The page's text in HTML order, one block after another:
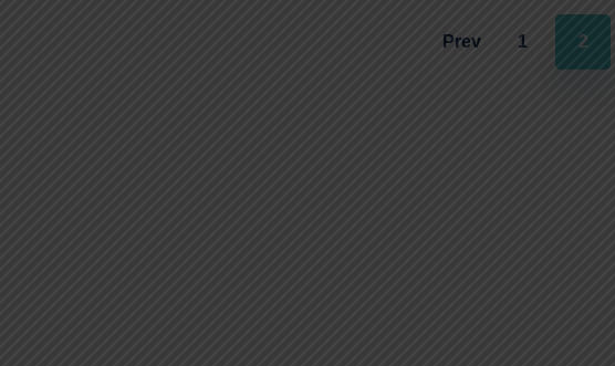
Prev 1 2